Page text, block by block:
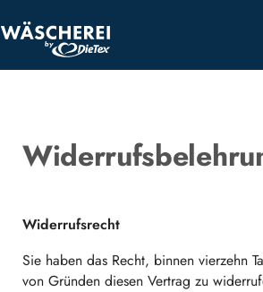
to
Widerrufsrecht
Sie haben das Recht, binnen vierzehn
von Gründen diesen Vertrag zu